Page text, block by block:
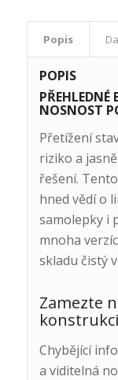
Popis
POPIS
PŘEHLEDNÉ
NOSNOST
Přetížení
riziko a
řešení.
hned vědí o
samolepky i
mnoha
skladu čistý
Zamezte
Chybějící
a viditelná